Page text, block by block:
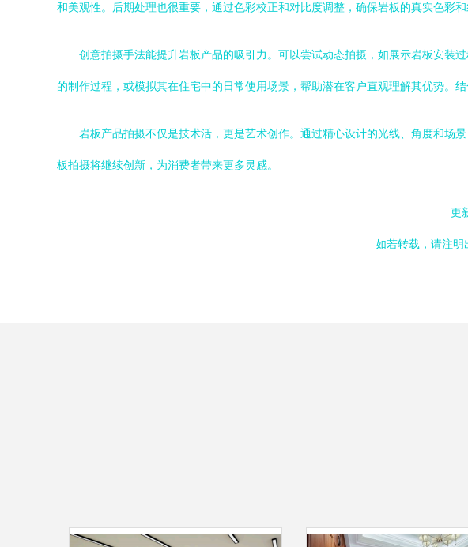
和美观性。后期处理也很重要，通过色彩校正和对比度调整，确保岩板的真实色彩和
创意拍摄手法能提升岩板产品的吸引力。可以尝试动态拍摄，如展示岩板安装
的制作过程，或模拟其在住宅中的日常使用场景，帮助潜在客户直观理解其优势。
岩板产品拍摄不仅是技术活，更是艺术创作。通过精心设计的光线、角度和场
板拍摄将继续创新，为消费者带来更多灵感。
更
如若转载，请注